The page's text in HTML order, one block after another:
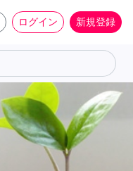
ログイン 新規登録